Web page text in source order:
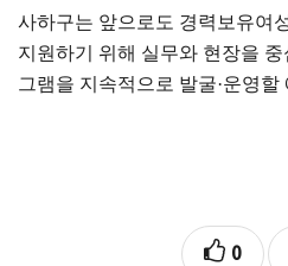
사하구는 앞으로도 경력보유여
지원하기 위해 실무와 현장을
그램을 지속적으로 발굴·운영할
0